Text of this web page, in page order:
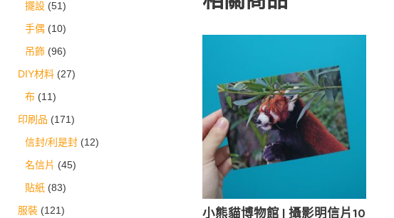
擺設 (51)
手偶 (10)
吊飾 (96)
DIY材料 (27)
布 (11)
印刷品 (171)
信封/利是封 (12)
名信片 (45)
貼紙 (83)
服裝 (121)